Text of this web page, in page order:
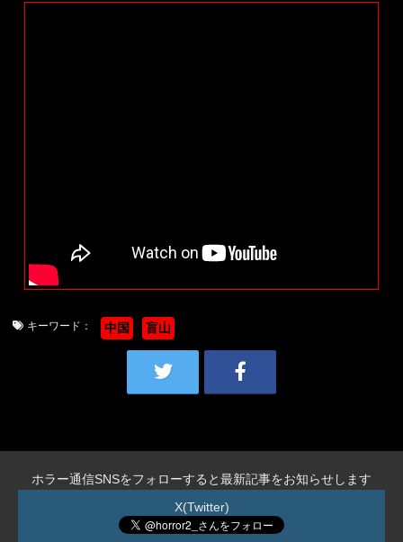
キーワード： 中国 盲山
ホラー通信SNSをフォローすると最新記事をお知らせします
X(Twitter)